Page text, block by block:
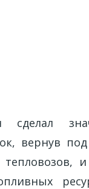
сделал
вернув